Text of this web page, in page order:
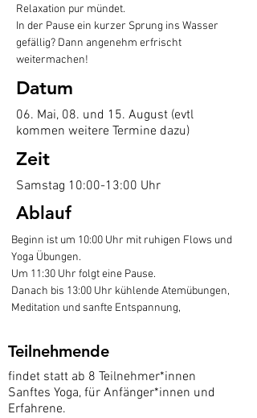
Relaxation pur mündet.
In der Pause ein kurzer Sprung ins Wasser
gefällig? Dann angenehm erfrischt
weitermachen!
Datum
06. Mai, 08. und 15. August (evtl
kommen weitere Termine dazu)
Zeit
Samstag 10:00-13:00 Uhr
Ablauf
Beginn ist um 10:00 Uhr mit ruhigen Flows und
Yoga Übungen.
Um 11:30 Uhr folgt eine Pause.
Danach bis 13:00 Uhr kühlende Atemübungen,
Meditation und sanfte Entspannung,
Teilnehmende
findet statt ab 8 Teilnehmer*innen
Sanftes Yoga, für Anfänger*innen und
Erfahrene.